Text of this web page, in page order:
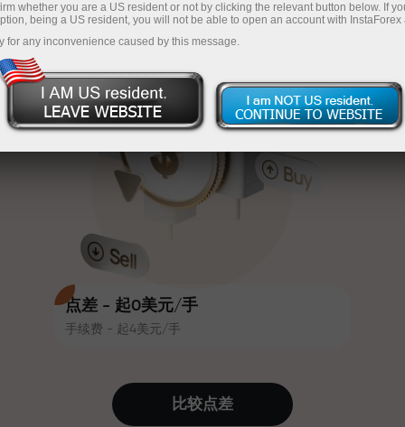
InstaForex
点差 - 起0美元/手
手续费 - 起4美元/手
时可获得高达30%的奖金，并享受
其他促销活动和优惠
赛道速度与交易速度共享相同价值
观。Ales Loprais将刺激与纪律元素
带入交易世界，作为InstaForex合作
伙伴，激励客户实现雄心勃勃的目
值账户即可获得iPhone、MacBook
或梦想旅行
您的专属礼物大奖
充值$333—选择价值高达$1,500的礼物
无风险交易—
我们保证您的利润
最高X1000奖金—市场上最大倍数
比较点差
whether you are a US resident or not by clicking the relevant button below. If
being a US resident, you will not be able to open an account with InstaForex
for any inconvenience caused by this message.